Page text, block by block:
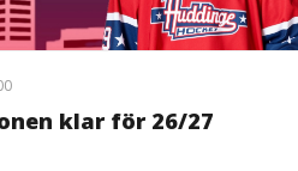
klar för 26/27